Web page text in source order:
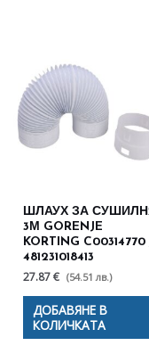
ШЛАУХ ЗА
3М GORENJE
KORTING C00314770
481231018413
27.87 € (54.51 лв.)
ДОБАВЯНЕ В
КОЛИЧКАТА